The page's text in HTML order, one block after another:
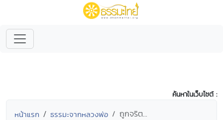
ค้นหาในเว็บไซต์ :
หน้าแรก ธรรมะจากหลวงพ่อ ถูกจริต...